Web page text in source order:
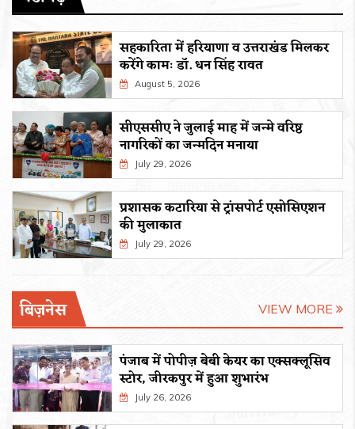
सहकारिता में हरियाणा व उत्तराखंड मिलकर
करेंगे कामः डाॅ. धन सिंह रावत
August 5, 2026
सीएससीए ने जुलाई माह में जन्मे वरिष्ठ
नागरिकों का जन्मदिन मनाया
July 29, 2026
प्रशासक कटारिया से ट्रांसपोर्ट एसोसिएशन
की मुलाकात
July 29, 2026
बिज़नेस VIEW MORE
पंजाब में पोपीज़ बेबी केयर का एक्सक्लूसिव
स्टोर, जीरकपुर में हुआ शुभारंभ
July 26, 2026